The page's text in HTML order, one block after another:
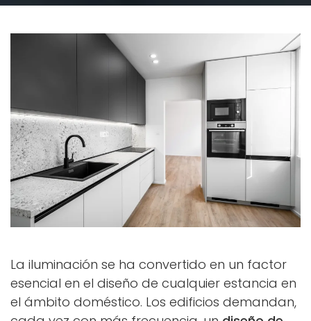
La iluminación se ha convertido en un factor
esencial en el diseño de cualquier estancia en
el ámbito doméstico. Los edificios demandan,